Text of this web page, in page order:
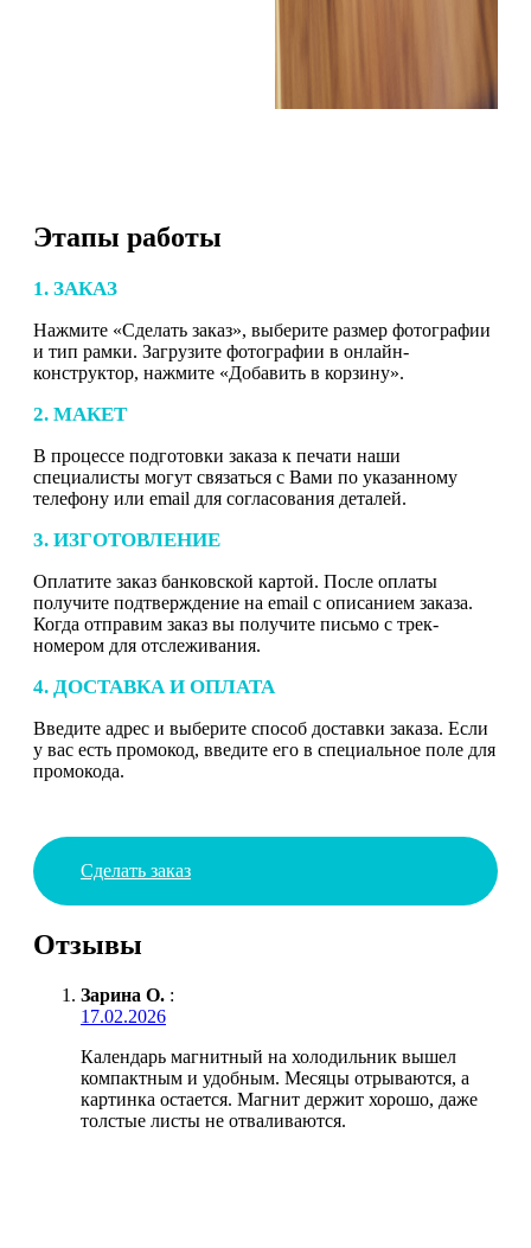
Этапы работы
1. ЗАКАЗ
Нажмите «Сделать заказ», выберите размер фотографии
и тип рамки. Загрузите фотографии в онлайн-
конструктор, нажмите «Добавить в корзину».
2. МАКЕТ
В процессе подготовки заказа к печати наши
специалисты могут связаться с Вами по указанному
телефону или email для согласования деталей.
3. ИЗГОТОВЛЕНИЕ
Оплатите заказ банковской картой. После оплаты
получите подтверждение на email с описанием заказа.
Когда отправим заказ вы получите письмо с трек-
номером для отслеживания.
4. ДОСТАВКА И ОПЛАТА
Введите адрес и выберите способ доставки заказа. Если
у вас есть промокод, введите его в специальное поле для
промокода.
Сделать заказ
Отзывы
Зарина О. :
17.02.2026
Календарь магнитный на холодильник вышел
компактным и удобным. Месяцы отрываются, а
картинка остается. Магнит держит хорошо, даже
толстые листы не отваливаются.